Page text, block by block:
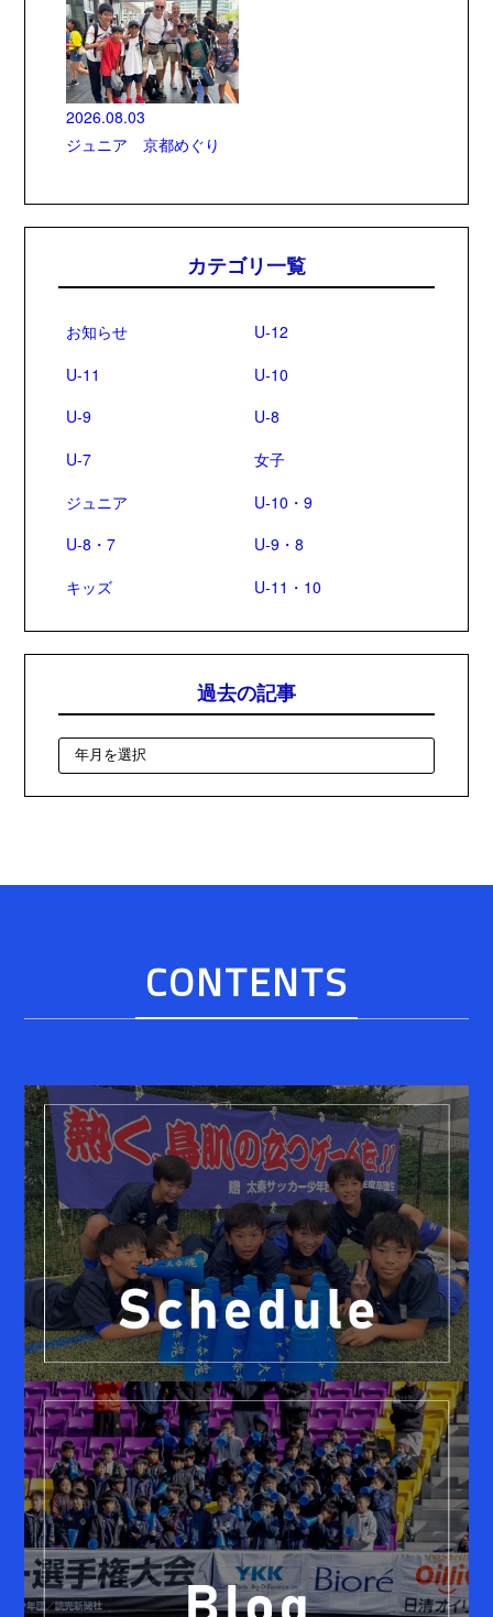
2026.08.03
ジュニア 京都めぐり
カテゴリ一覧
お知らせ
U-12
U-11
U-10
U-9
U-8
U-7
女子
ジュニア
U-10・9
U-8・7
U-9・8
キッズ
U-11・10
過去の記事
CONTENTS